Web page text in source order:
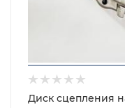
Диск сцепления